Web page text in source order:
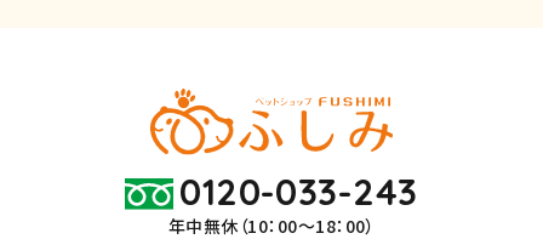
0120-033-243
年中無休（10：00～18：00）